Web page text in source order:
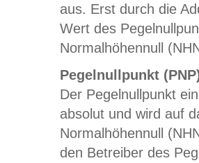
aus. Erst durch die
Wert des
Normalhöhennull
Pegelnullpunkt
Der Pegelnullpunkt
absolut und wird auf
Normalhöhennull
den Betreiber des